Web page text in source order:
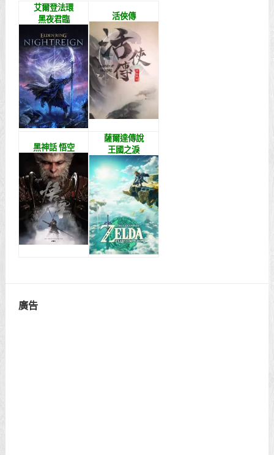
艾爾登法環
黑夜君臨
活俠傳
黑神話 悟空
薩爾達傳說
王國之淚
廣告